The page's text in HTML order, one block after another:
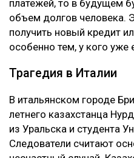
платежей, то в будущем
объем долгов человека.
получить новый кредит
особенно тем, у кого уже
Трагедия в Италии
В итальянском городе
летнего казахстанца
из Уральска и студента
Следователи считают